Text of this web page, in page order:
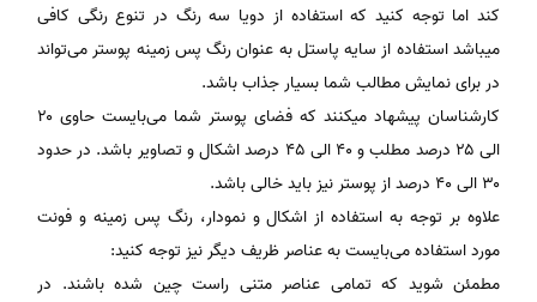
کند اما توجه کنید که استفاده از دویا سه رنگ در تنوع رنگی کافی
میباشد استفاده از سایه پاستل به عنوان رنگ پس زمینه پوستر می‌تواند
در برای نمایش مطالب شما بسیار جذاب باشد.
کارشناسان پیشهاد میکنند که فضای پوستر شما می‌بایست حاوی ۲۰
الی ۲۵ درصد مطلب و ۴۰ الی ۴۵ درصد اشکال و تصاویر باشد. در حدود
۳۰ الی ۴۰ درصد از پوستر نیز باید خالی باشد.
علاوه بر توجه به استفاده از اشکال و نمودار، رنگ پس زمینه و فونت
مورد استفاده می‌بایست به عناصر ظریف دیگر نیز توجه کنید:
مطمئن شوید که تمامی عناصر متنی راست چین شده باشند. در